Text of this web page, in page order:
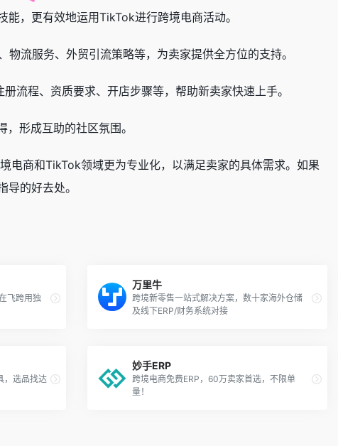
，更有效地运用TikTok进行跨境电商活动。
流服务、外贸引流策略等，为卖家提供全方位的支持。
流程、资质要求、开店步骤等，帮助新卖家快速上手。
形成互助的社区氛围。
商和TikTok领域更为专业化，以满足卖家的具体需求。如果
的好去处。
飞跨用独
万里牛
跨境新零售一站式解决方案，数十家海外仓储
及线下ERP/财务系统对接
，选品找达
妙手ERP
跨境电商免费ERP，60万卖家首选，不限单
量！